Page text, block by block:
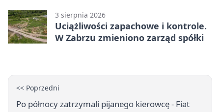
3 sierpnia 2026
Uciążliwości zapachowe i kontrole.
W Zabrzu zmieniono zarząd spółki
<< Poprzedni
Po północy zatrzymali pijanego kierowcę - Fiat